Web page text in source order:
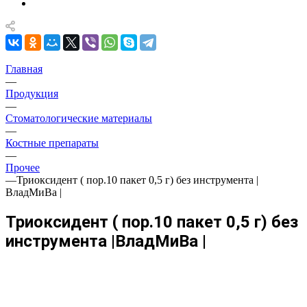
Главная
—
Продукция
—
Стоматологические материалы
—
Костные препараты
—
Прочее
—Триоксидент ( пор.10 пакет 0,5 г) без инструмента |
ВладМиВа |
Триоксидент ( пор.10 пакет 0,5 г) без
инструмента |ВладМиВа |